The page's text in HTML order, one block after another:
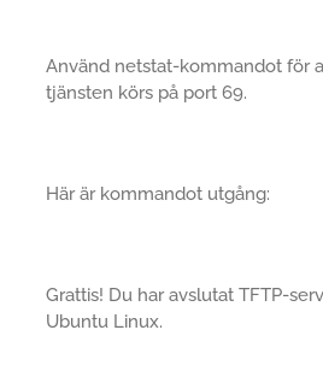
Använd netstat-kommandot för
tjänsten körs på port 69.
Här är kommandot utgång:
Grattis! Du har avslutat TFTP-
Ubuntu Linux.